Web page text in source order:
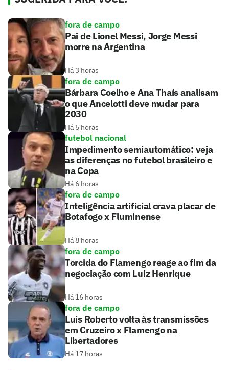
fora de campo
Pai de Lionel Messi, Jorge Messi
morre na Argentina
Há 3 horas
fora de campo
Bárbara Coelho e Ana Thaís analisam
o que Ancelotti deve mudar para
2030
Há 5 horas
futebol nacional
Impedimento semiautomático: veja
as diferenças no futebol brasileiro e
na Copa
Há 6 horas
fora de campo
Inteligência artificial crava placar de
Botafogo x Fluminense
Há 8 horas
fora de campo
Torcida do Flamengo reage ao fim da
negociação com Luiz Henrique
Há 16 horas
fora de campo
Luis Roberto volta às transmissões
em Cruzeiro x Flamengo na
Libertadores
Há 17 horas